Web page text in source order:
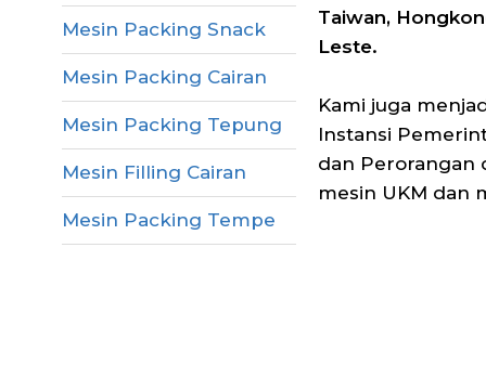
Mesin Packing Snack
Mesin Packing Cairan
Mesin Packing Tepung
Mesin Filling Cairan
Mesin Packing Tempe
Taiwan,
Leste.
Kami juga
Instansi
dan Perorangan
mesin UKM dan